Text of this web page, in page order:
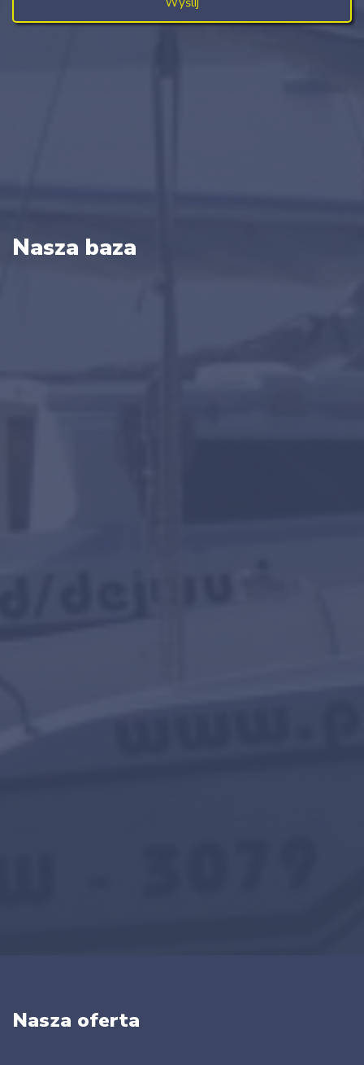
Nasza baza
Nasza oferta